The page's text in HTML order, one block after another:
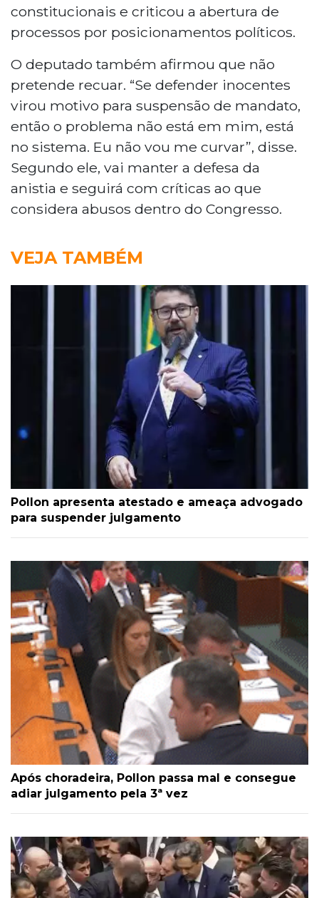
constitucionais e criticou a abertura de
processos por posicionamentos políticos.
O deputado também afirmou que não
pretende recuar. “Se defender inocentes
virou motivo para suspensão de mandato,
então o problema não está em mim, está
no sistema. Eu não vou me curvar”, disse.
Segundo ele, vai manter a defesa da
anistia e seguirá com críticas ao que
considera abusos dentro do Congresso.
VEJA TAMBÉM
Pollon apresenta atestado e ameaça advogado
para suspender julgamento
Após choradeira, Pollon passa mal e consegue
adiar julgamento pela 3ª vez